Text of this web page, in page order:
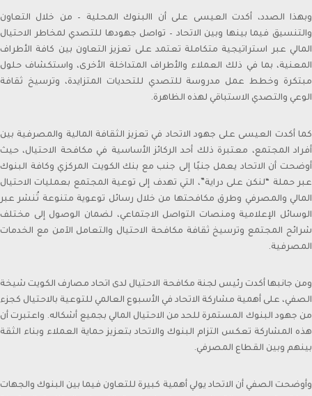
وبهذا الصدد، أكدت العيسى على أن االبنوك المحلية – من خلال التعاون
والتنسيق فيما بينها وبين الاتحاد – تواصل جهودها للتصدي لمخاطر الاحتيال
المالي عبر استراتيجية متكاملة تعتمد على تعزيز التعاون بين كافة الأطراف
المعنية، بما في ذلك العملاء والأطراف المتداخلة الأخرى، واستكشاف حلول
مبتكرة وخطط عمل مدروسة للتصدي للتحديات المتزايدة، وترسيخ ثقافة
الوعي والتصدي الاستباقي لهذه الظاهرة.
كما أكدت العيسى على جهود الاتحاد في تعزيز الثقافة المالية والمصرفية بين
أفراد المجتمع، معتبرة ذلك أحد الركائز الأساسية في مكافحة الاحتيال، حيث
أوضحت أن الاتحاد يعمل جنبًا إلى جنب مع بنك الكويت المركزي وكافة البنوك
عبر حملة “لنكن على دراية”، التي تهدف إلى توعية المجتمع بعمليات الاحتيال
المالي والمصرفي وطرق مكافحتها من خلال رسائل توعوية متنوعة تُنشر عبر
الوسائل الإعلامية ومنصات التواصل الاجتماعي، لضمان الوصول إلى مختلف
شرائح المجتمع وترسيخ ثقافة مكافحة الاحتيال والتعامل الآمن مع الخدمات
المصرفية.
ومن جانبها أكدت رئيس لجنة مكافحة الاحتيال لدى اتحاد مصارف الكويت شيخة
الصفي، على أهمية مشاركة الاتحاد في الأسبوع العالمي للتوعية بالاحتيال كجزء
من جهود البنوك المستمرة للحد من الاحتيال المالي بجميع أشكاله. واعتبرت أن
هذه المشاركة تعكس التزام البنوك والاتحاد بتعزيز حماية العملاء وبناء الثقة
بينهم وبين القطاع المصرفي.
وأوضحت الصفي أن الاتحاد يولي أهمية كبيرة للتعاون فيما بين البنوك والجهات
3/4/2015 In his capacity as Chairman of Commercial
nominated as Chairman of Kuwait Banking Association .
Banking Studies. Furthermore, Sheikh Ahmed held the
position of Board member in Kuwait Clearing Company
representing Commercial Bank of Kuwait from 2018
Brokerage Company from 2014 until 2020. During his
tenure with Al Tijari Investment Company (CBK Capital)
from 2010 to 2012 Sheikh Ahmed was Project Finance
Manager , and Acting Portfolio Manager and Manager
Private Equity, prior to that and specifically from 2005
to 2010 he worked with Commercial Bank of Kuwait in
the Shareholders Service Unit. Sheikh Ahmed started
his career after graduation with Kuwait Petroleum
Sheikh Ahmed Duaij Jaber Al Sabah graduated with
Master of Business Administration from Maastricht
School of Management in March 2008 after obtaining
his Bachelor degree in Science with a major in Finance
from Bentley College – United States of America in May